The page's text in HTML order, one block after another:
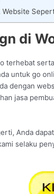
di
terhebat
untuk go
dengan
jasa
Anda
selaku